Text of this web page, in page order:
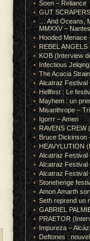
Soen – Reliance
GUT
… And Oceans,
MMXXV –
Hooded Menace
REBEL
KOB (Interview
Infectious
The Acacia
Alcatraz Festival
Hellfest : Le
Mayhem : un
Misanthrope –
Igorrr – Amen
RAVENS CREW
Bruce Dickinson
HEAVYLUTION
Alcatraz Festival
Alcatraz Festival
Alcatraz Festival
Stonehenge
Amon Amarth
Seth reprend un
GABRIEL
PRAETOR
Impureza –
Deftones :